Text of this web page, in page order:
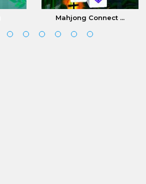
Mahjong Connect ...